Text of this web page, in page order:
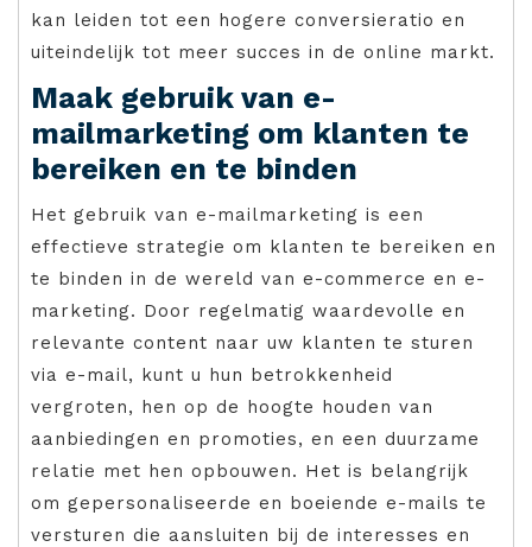
kan leiden tot een hogere conversieratio en
uiteindelijk tot meer succes in de online markt.
Maak gebruik van e-
mailmarketing om klanten te
bereiken en te binden
Het gebruik van e-mailmarketing is een
effectieve strategie om klanten te bereiken en
te binden in de wereld van e-commerce en e-
marketing. Door regelmatig waardevolle en
relevante content naar uw klanten te sturen
via e-mail, kunt u hun betrokkenheid
vergroten, hen op de hoogte houden van
aanbiedingen en promoties, en een duurzame
relatie met hen opbouwen. Het is belangrijk
om gepersonaliseerde en boeiende e-mails te
versturen die aansluiten bij de interesses en